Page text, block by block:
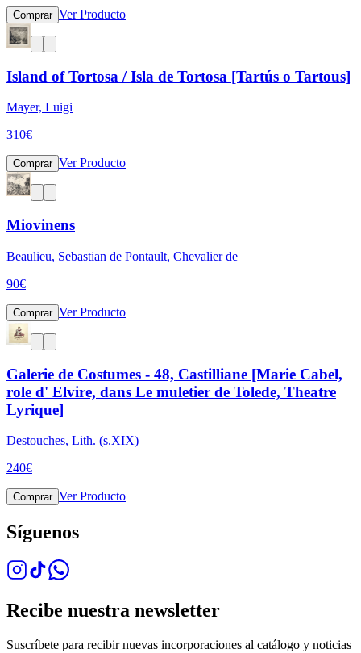
Comprar Ver Producto
Island of Tortosa / Isla de Tortosa [Tartús o Tartous]
Mayer, Luigi
310€
Comprar Ver Producto
Miovinens
Beaulieu, Sebastian de Pontault, Chevalier de
90€
Comprar Ver Producto
Galerie de Costumes - 48, Castilliane [Marie Cabel,
role d' Elvire, dans Le muletier de Tolede, Theatre
Lyrique]
Destouches, Lith. (s.XIX)
240€
Comprar Ver Producto
Síguenos
Recibe nuestra newsletter
Suscríbete para recibir nuevas incorporaciones al catálogo y noticias